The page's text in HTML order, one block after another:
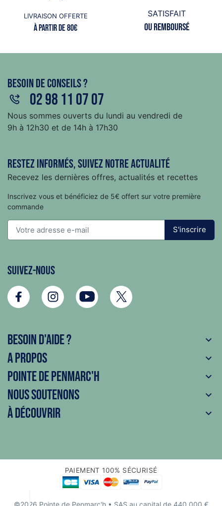
LIVRAISON OFFERTE
à partir de 80€
SATISFAIT
ou remboursé
Besoin de conseils ?
02 98 11 07 07
Nous sommes ouverts du lundi au vendredi de
9h à 12h30 et de 14h à 17h30
Restez informés, suivez notre actualité
Recevez les dernières offres, actualités et recettes
Inscrivez vous et bénéficiez de 5€ offert sur votre première
commande
S'inscrire
Suivez-nous
Besoin d'aide ? 
A propos 
Pointe de Penmarc'h 
Nous soutenons 
À découvrir 
PAIEMENT 100% SÉCURISÉ
©2026 Pointe de Penmarc'h• SAS au capital de 440 000 €